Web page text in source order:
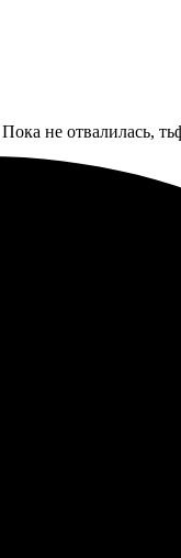
не отвалилась,
Качество
Доставили